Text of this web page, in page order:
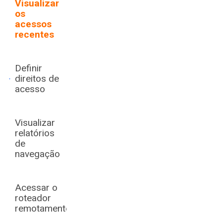
Visualizar
os
acessos
recentes
Definir
direitos de
acesso
Visualizar
relatórios
de
navegação
Acessar o
roteador
remotamente